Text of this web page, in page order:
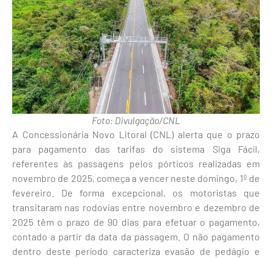
Foto: Divulgação/CNL
A Concessionária Novo Litoral (CNL) alerta que o prazo
para pagamento das tarifas do sistema Siga Fácil,
referentes às passagens pelos pórticos realizadas em
novembro de 2025, começa a vencer neste domingo, 1º de
fevereiro. De forma excepcional, os motoristas que
transitaram nas rodovias entre novembro e dezembro de
2025 têm o prazo de 90 dias para efetuar o pagamento,
contado a partir da data da passagem. O não pagamento
dentro deste período caracteriza evasão de pedágio e